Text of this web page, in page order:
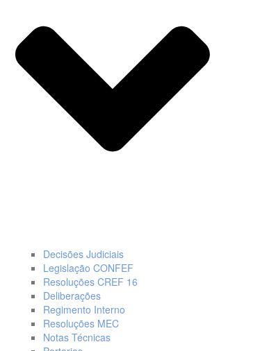
Decisões Judiciais
Legislação CONFEF
Resoluções CREF 16
Deliberações
Regimento Interno
Resoluções MEC
Notas Técnicas